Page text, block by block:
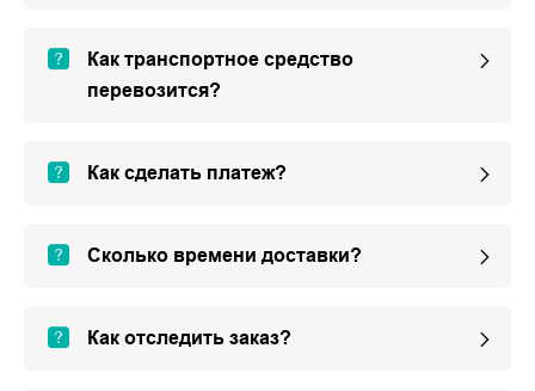
Как транспортное средство
перевозится?
Как сделать платеж?
Сколько времени доставки?
Как отследить заказ?